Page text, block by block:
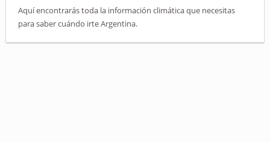
Aquí encontrarás toda la información climática que necesitas
para saber cuándo irte Argentina.